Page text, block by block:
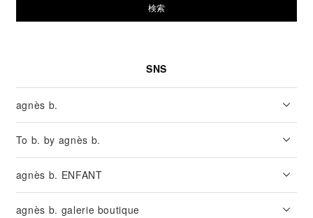
検索
SNS
agnès b.
To b. by agnès b.
agnès b. ENFANT
agnès b. galerie boutique